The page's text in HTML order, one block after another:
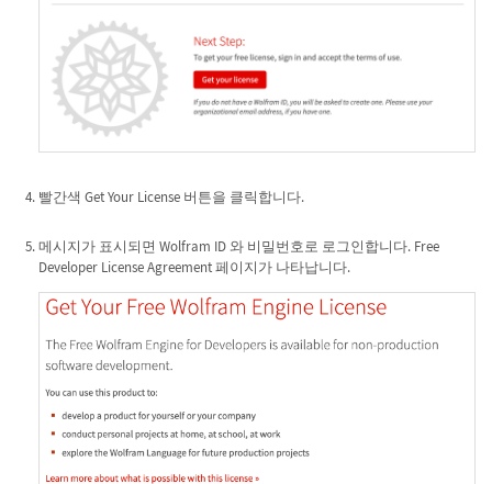
빨간색 Get Your License 버튼을 클릭합니다.
메시지가 표시되면 Wolfram ID 와 비밀번호로 로그인합니다. Free
Developer License Agreement 페이지가 나타납니다.